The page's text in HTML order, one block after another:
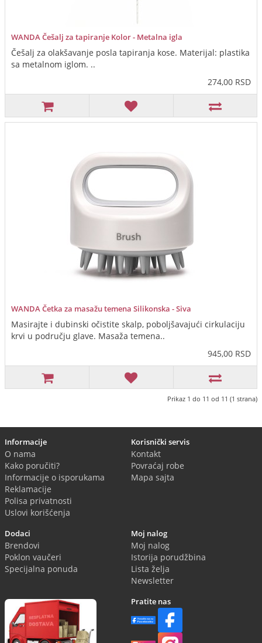
WANDA Češalj za tapiranje Kolor - Metalna igla
Češalj za olakšavanje posla tapiranja kose. Materijal: plastika
sa metalnom iglom. ..
274,00 RSD
WANDA Četka za masažu temena Silikonska - Siva
Masirajte i dubinski očistite skalp, poboljšavajući cirkulaciju
krvi u području glave. Masaža temena..
945,00 RSD
Prikaz 1 do 11 od 11 (1 strana)
Informacije
O nama
Kako poručiti?
Informacije o isporukama
Reklamacije
Polisa privatnosti
Uslovi korišćenja
Korisnički servis
Kontakt
Povraćaj robe
Mapa sajta
Dodaci
Brendovi
Poklon vaučeri
Specijalna ponuda
Moj nalog
Moj nalog
Istorija porudžbina
Lista želja
Newsletter
Pratite nas